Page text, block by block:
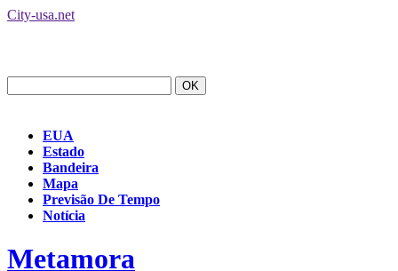
City-usa.net
EUA
Estado
Bandeira
Mapa
Previsão De Tempo
Notícia
Metamora